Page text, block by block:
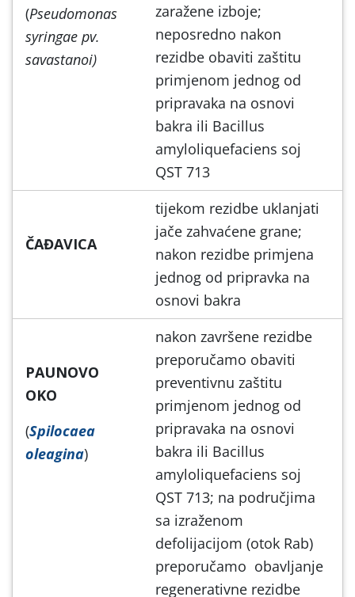
(Pseudomonas
syringae pv.
savastanoi)
zaražene izboje;
neposredno nakon
rezidbe obaviti zaštitu
primjenom jednog od
pripravaka na osnovi
bakra ili Bacillus
amyloliquefaciens soj
QST 713
ČAĐAVICA
tijekom rezidbe uklanjati
jače zahvaćene grane;
nakon rezidbe primjena
jednog od pripravka na
osnovi bakra
PAUNOVO
OKO
(Spilocaea
oleagina)
nakon završene rezidbe
preporučamo obaviti
preventivnu zaštitu
primjenom jednog od
pripravaka na osnovi
bakra ili Bacillus
amyloliquefaciens soj
QST 713; na područjima
sa izraženom
defolijacijom (otok Rab)
preporučamo obavljanje
regenerativne rezidbe